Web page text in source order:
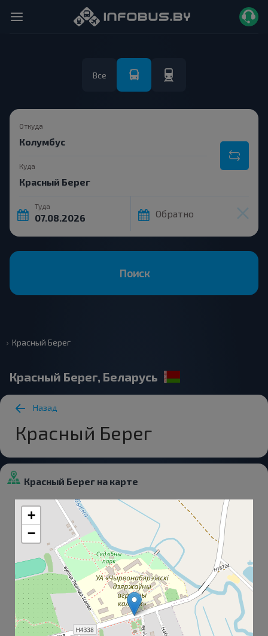
Все
Откуда
Куда
Туда
Обратно
Поиск
Красный Берег
Красный Берег, Беларусь
Назад
Красный Берег
Красный Берег на карте
+
−